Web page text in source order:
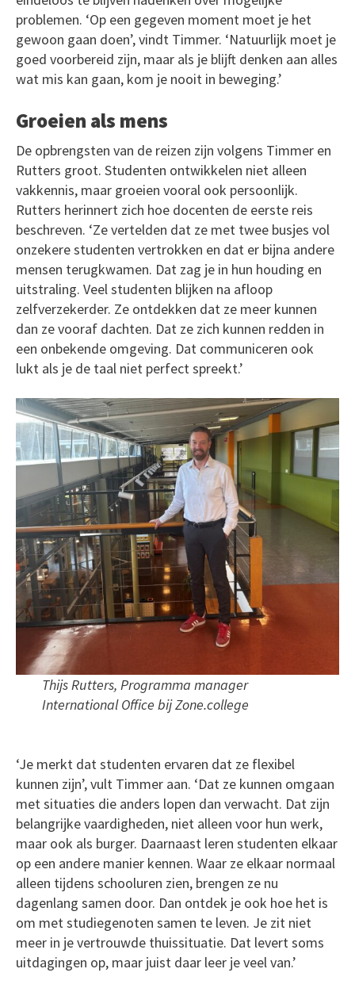
problemen. ‘Op een gegeven moment moet je het
gewoon gaan doen’, vindt Timmer. ‘Natuurlijk moet je
goed voorbereid zijn, maar als je blijft denken aan alles
wat mis kan gaan, kom je nooit in beweging.’
Groeien als mens
De opbrengsten van de reizen zijn volgens Timmer en
Rutters groot. Studenten ontwikkelen niet alleen
vakkennis, maar groeien vooral ook persoonlijk.
Rutters herinnert zich hoe docenten de eerste reis
beschreven. ‘Ze vertelden dat ze met twee busjes vol
onzekere studenten vertrokken en dat er bijna andere
mensen terugkwamen. Dat zag je in hun houding en
uitstraling. Veel studenten blijken na afloop
zelfverzekerder. Ze ontdekken dat ze meer kunnen
dan ze vooraf dachten. Dat ze zich kunnen redden in
een onbekende omgeving. Dat communiceren ook
lukt als je de taal niet perfect spreekt.’
Thijs Rutters, Programma manager
International Office bij Zone.college
‘Je merkt dat studenten ervaren dat ze flexibel
kunnen zijn’, vult Timmer aan. ‘Dat ze kunnen omgaan
met situaties die anders lopen dan verwacht. Dat zijn
belangrijke vaardigheden, niet alleen voor hun werk,
maar ook als burger. Daarnaast leren studenten elkaar
op een andere manier kennen. Waar ze elkaar normaal
alleen tijdens schooluren zien, brengen ze nu
dagenlang samen door. Dan ontdek je ook hoe het is
om met studiegenoten samen te leven. Je zit niet
meer in je vertrouwde thuissituatie. Dat levert soms
uitdagingen op, maar juist daar leer je veel van.’